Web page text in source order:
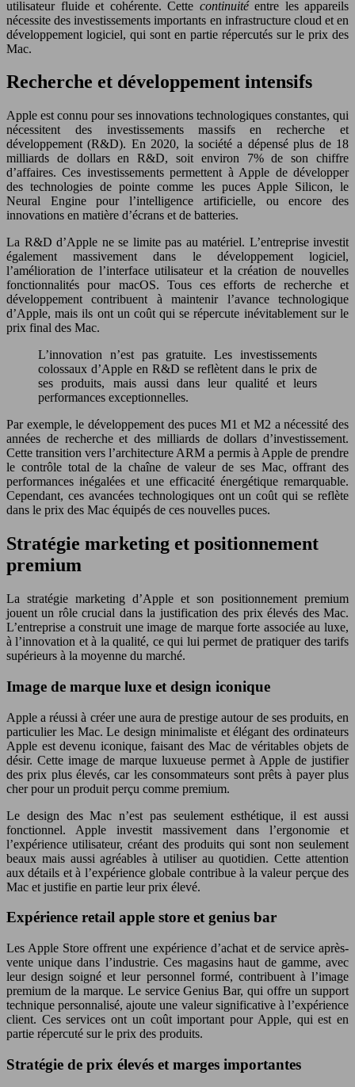
utilisateur fluide et cohérente. Cette continuité entre les appareils
nécessite des investissements importants en infrastructure cloud et en
développement logiciel, qui sont en partie répercutés sur le prix des
Mac.
Recherche et développement intensifs
Apple est connu pour ses innovations technologiques constantes, qui
nécessitent des investissements massifs en recherche et
développement (R&D). En 2020, la société a dépensé plus de 18
milliards de dollars en R&D, soit environ 7% de son chiffre
d’affaires. Ces investissements permettent à Apple de développer
des technologies de pointe comme les puces Apple Silicon, le
Neural Engine pour l’intelligence artificielle, ou encore des
innovations en matière d’écrans et de batteries.
La R&D d’Apple ne se limite pas au matériel. L’entreprise investit
également massivement dans le développement logiciel,
l’amélioration de l’interface utilisateur et la création de nouvelles
fonctionnalités pour macOS. Tous ces efforts de recherche et
développement contribuent à maintenir l’avance technologique
d’Apple, mais ils ont un coût qui se répercute inévitablement sur le
prix final des Mac.
L’innovation n’est pas gratuite. Les investissements
colossaux d’Apple en R&D se reflètent dans le prix de
ses produits, mais aussi dans leur qualité et leurs
performances exceptionnelles.
Par exemple, le développement des puces M1 et M2 a nécessité des
années de recherche et des milliards de dollars d’investissement.
Cette transition vers l’architecture ARM a permis à Apple de prendre
le contrôle total de la chaîne de valeur de ses Mac, offrant des
performances inégalées et une efficacité énergétique remarquable.
Cependant, ces avancées technologiques ont un coût qui se reflète
dans le prix des Mac équipés de ces nouvelles puces.
Stratégie marketing et positionnement
premium
La stratégie marketing d’Apple et son positionnement premium
jouent un rôle crucial dans la justification des prix élevés des Mac.
L’entreprise a construit une image de marque forte associée au luxe,
à l’innovation et à la qualité, ce qui lui permet de pratiquer des tarifs
supérieurs à la moyenne du marché.
Image de marque luxe et design iconique
Apple a réussi à créer une aura de prestige autour de ses produits, en
particulier les Mac. Le design minimaliste et élégant des ordinateurs
Apple est devenu iconique, faisant des Mac de véritables objets de
désir. Cette image de marque luxueuse permet à Apple de justifier
des prix plus élevés, car les consommateurs sont prêts à payer plus
cher pour un produit perçu comme premium.
Le design des Mac n’est pas seulement esthétique, il est aussi
fonctionnel. Apple investit massivement dans l’ergonomie et
l’expérience utilisateur, créant des produits qui sont non seulement
beaux mais aussi agréables à utiliser au quotidien. Cette attention
aux détails et à l’expérience globale contribue à la valeur perçue des
Mac et justifie en partie leur prix élevé.
Expérience retail apple store et genius bar
Les Apple Store offrent une expérience d’achat et de service après-
vente unique dans l’industrie. Ces magasins haut de gamme, avec
leur design soigné et leur personnel formé, contribuent à l’image
premium de la marque. Le service Genius Bar, qui offre un support
technique personnalisé, ajoute une valeur significative à l’expérience
client. Ces services ont un coût important pour Apple, qui est en
partie répercuté sur le prix des produits.
Stratégie de prix élevés et marges importantes